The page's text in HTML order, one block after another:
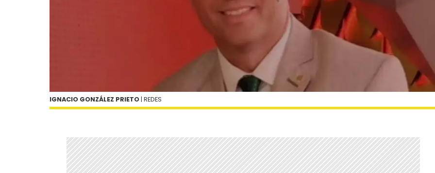
IGNACIO GONZÁLEZ PRIETO | REDES